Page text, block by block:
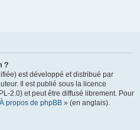
?
est développé et distribué par
Il est publié sous la licence
2.0) et peut être diffusé librement. Pour
À propos de phpBB » (en anglais).